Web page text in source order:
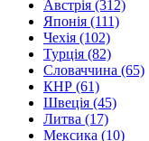
Австрія (312)
Японія (111)
Чехія (102)
Турція (82)
Словаччина (65)
КНР (61)
Швеція (45)
Литва (17)
Мексика (10)